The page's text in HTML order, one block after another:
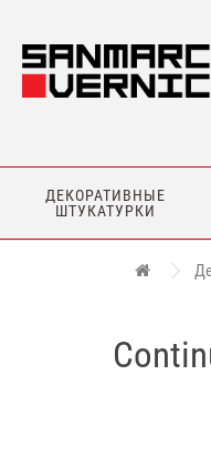
ДЕКОРАТИВНЫЕ
ШТУКАТУРКИ